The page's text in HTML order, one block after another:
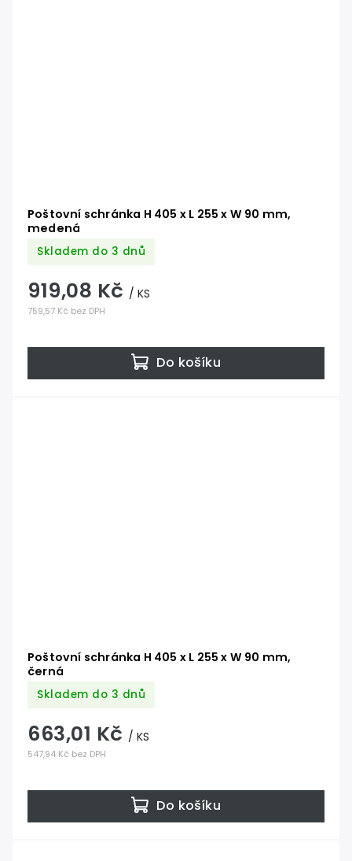
Poštovní schránka H 405 x L 255 x W 90 mm,
medená
Skladem do 3 dnů
759,57 Kč bez DPH
919,08 Kč / KS
Do košíku
Poštovní schránka H 405 x L 255 x W 90 mm,
černá
Skladem do 3 dnů
547,94 Kč bez DPH
663,01 Kč / KS
Do košíku